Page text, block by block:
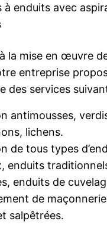
à enduits avec
la mise en œuvre
entreprise
des services
antimousses,
lichens.
de tous types
enduits
enduits de
de
salpêtrées.